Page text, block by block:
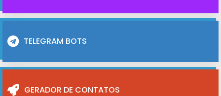
TELEGRAM BOTS
GERADOR DE CONTATOS